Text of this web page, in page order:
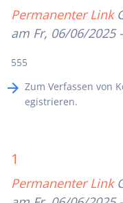
Permanenter Link
am Fr, 06/06/2025
555
Zum Verfassen von
egistrieren.
1
Permanenter Link